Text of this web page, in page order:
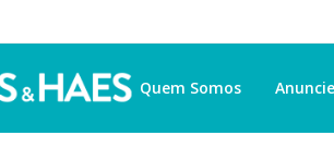
Quem Somos Anuncie